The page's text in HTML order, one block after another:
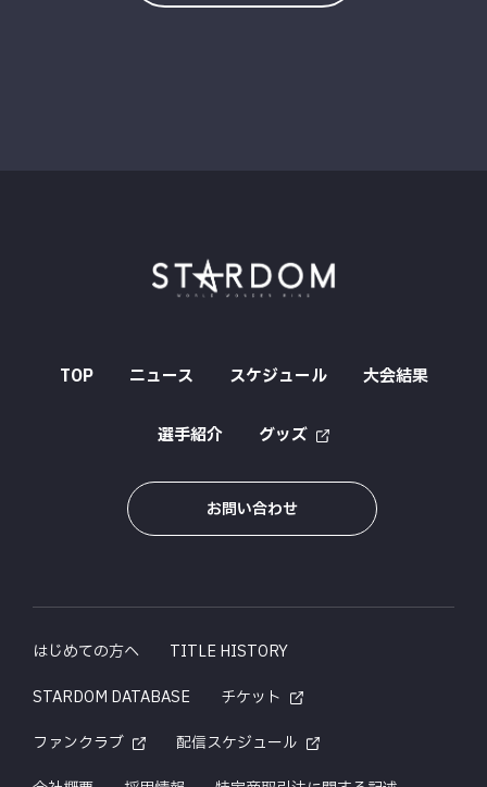
TOP ニュース スケジュール 大会結果
選手紹介 グッズ
お問い合わせ
はじめての方へ
TITLE HISTORY
STARDOM DATABASE
チケット
ファンクラブ
配信スケジュール